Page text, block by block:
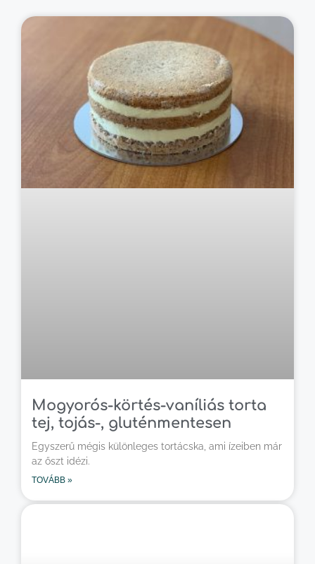
Mogyorós-körtés-vaníliás torta
tej, tojás-, gluténmentesen
Egyszerű mégis különleges tortácska, ami ízeiben már
az őszt idézi.
TOVÁBB »